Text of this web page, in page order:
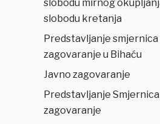
slobodu mirnog
slobodu kretanja
Predstavljanje smjernica
zagovaranje u Bihaću
Javno zagovaranje
Predstavljanje
zagovaranje